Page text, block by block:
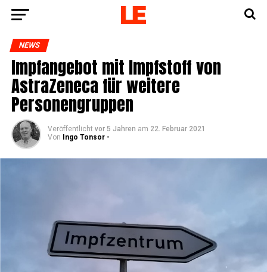
NEWS
Impf­an­ge­bot mit Impf­stoff von
Astra­Ze­ne­ca für wei­te­re
Personengruppen
Veröffentlicht vor 5 Jahren am 22. Februar 2021
Von
Ingo Tonsor -